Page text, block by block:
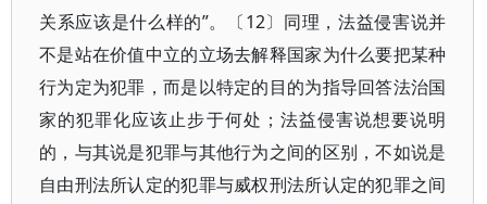
关系应该是什么样的”。〔12〕同理，法益侵害说并
不是站在价值中立的立场去解释国家为什么要把某种
行为定为犯罪，而是以特定的目的为指导回答法治国
家的犯罪化应该止步于何处；法益侵害说想要说明
的，与其说是犯罪与其他行为之间的区别，不如说是
自由刑法所认定的犯罪与威权刑法所认定的犯罪之间